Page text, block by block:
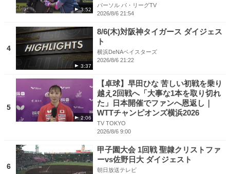
3:52
パーソル パ・リーグTV
2026/8/6 21:54
4
3:37
8/6(木)対阪神タイガース ダイジェス
ト
横浜DeNAベイスターズ
2026/8/6 21:22
5
2:06
【卓球】早田ひな 苦しい初戦を乗り
越え2回戦へ「大事な1本を取り切れ
た」日本開催でファンへ恩返し｜
WTTチャンピオンズ横浜2026
TV TOKYO
2026/8/6 9:00
6
甲子園大会 1回戦 聖隷クリストファ
ーvs佐野日大 ダイジェスト
朝日放送テレビ